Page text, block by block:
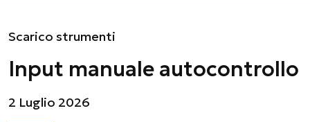
Scarico strumenti
Input manuale autocontrollo
2 Luglio 2026